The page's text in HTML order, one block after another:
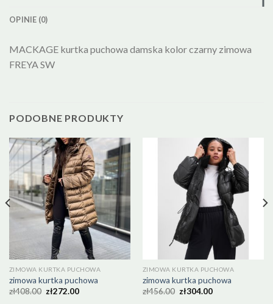
OPINIE (0)
MACKAGE kurtka puchowa damska kolor czarny zimowa
FREYA SW
PODOBNE PRODUKTY
ZIMOWA KURTKA PUCHOWA
zimowa kurtka puchowa
zł408.00 zł272.00
ZIMOWA KURTKA PUCHOWA
zimowa kurtka puchowa
zł456.00 zł304.00